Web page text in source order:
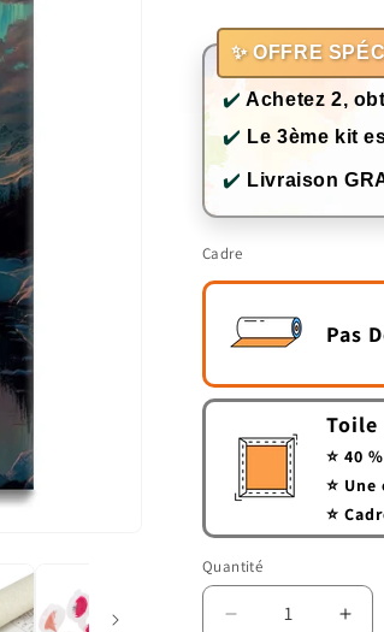
✨ OFFRE
✔️ Achetez 2,
✔️ Le 3ème kit
✔️ Livraison
Cadre
Pas
Toile
⭐ 40
⭐
⭐
Quantité
Quantité
Réduire